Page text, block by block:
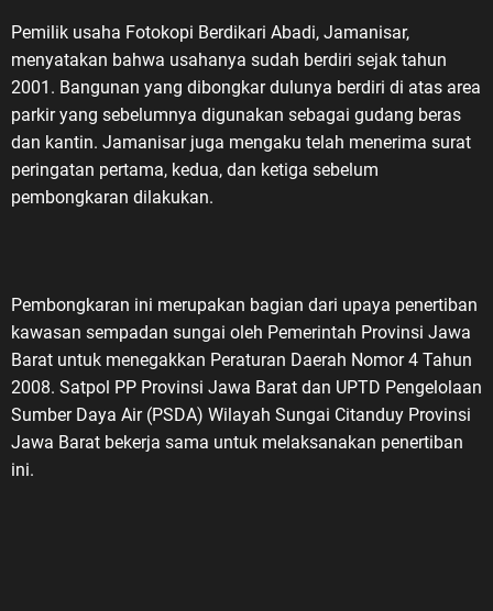
Pemilik usaha Fotokopi Berdikari Abadi, Jamanisar,
menyatakan bahwa usahanya sudah berdiri sejak tahun
2001. Bangunan yang dibongkar dulunya berdiri di atas area
parkir yang sebelumnya digunakan sebagai gudang beras
dan kantin. Jamanisar juga mengaku telah menerima surat
peringatan pertama, kedua, dan ketiga sebelum
pembongkaran dilakukan.
Pembongkaran ini merupakan bagian dari upaya penertiban
kawasan sempadan sungai oleh Pemerintah Provinsi Jawa
Barat untuk menegakkan Peraturan Daerah Nomor 4 Tahun
2008. Satpol PP Provinsi Jawa Barat dan UPTD Pengelolaan
Sumber Daya Air (PSDA) Wilayah Sungai Citanduy Provinsi
Jawa Barat bekerja sama untuk melaksanakan penertiban
ini.